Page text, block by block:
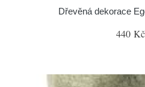
Dřevěná dekorace
440 Kč